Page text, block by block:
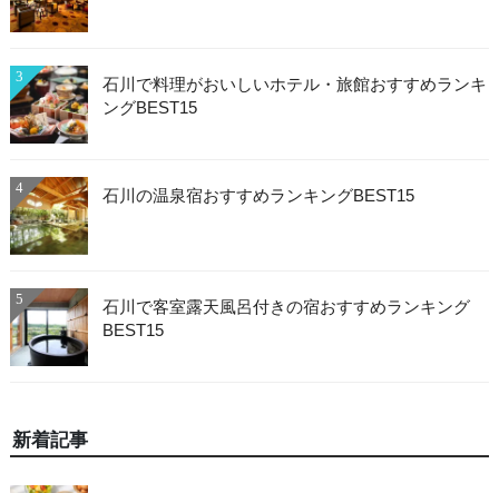
3
石川で料理がおいしいホテル・旅館おすすめランキ
ングBEST15
4 石川の温泉宿おすすめランキングBEST15
5
石川で客室露天風呂付きの宿おすすめランキング
BEST15
新着記事